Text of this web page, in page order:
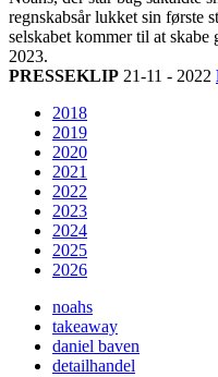
regnskabsår lukket sin første
selskabet kommer til at
2023.
PRESSEKLIP 21-11 - 2022
2018
2019
2020
2021
2022
2023
2024
2025
2026
noahs
takeaway
daniel baven
detailhandel